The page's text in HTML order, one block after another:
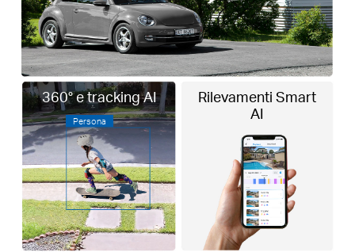
360° e tracking AI
Persona
Rilevamenti Smart
AI